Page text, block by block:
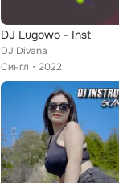
DJ Lugowo - Inst
DJ Divana
Сингл
2022